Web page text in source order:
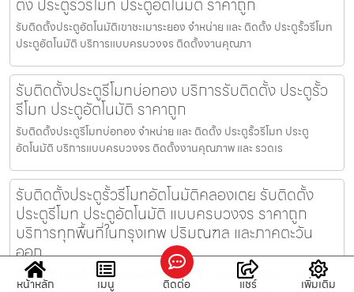
รับติดตั้งประตูอัตโนมัติเขาชะเมาระยอง จำหน่าย และ ติดตั้ง ประตูรั้วรีโมท
ประตูอัตโนมัติ บริการแบบครบวงจร ติดตั้งงานคุณภา
รับติดตั้งประตูรีโมทบ่อทอง บริการรับติดตั้ง ประตูรั้ว
รีโมท ประตูอัตโนมัติ ราคาถูก
รับติดตั้งประตูรีโมทบ่อทอง จำหน่าย และ ติดตั้ง ประตูรั้วรีโมท ประตู
อัตโนมัติ บริการแบบครบวงจร ติดตั้งงานคุณภาพ และ รวดเร
รับติดตั้งประตูรั้วรีโมทอัตโนมัติคลองเตย รับติดตั้ง
ประตูรีโมท ประตูอัตโนมัติ แบบครบวงจร ราคาถูก
บริการทุกพื้นที่ในกรุงเทพ ปริมณฑล และภาคตะวัน
ออก
รับติดตั้งประตูรั้วรีโมทอัตโนมัติคลองเตย รับติดตั้งประตูรีโมท ประตู
หน้าหลัก เมนู ติดต่อ แชร์ เพิ่มเติม